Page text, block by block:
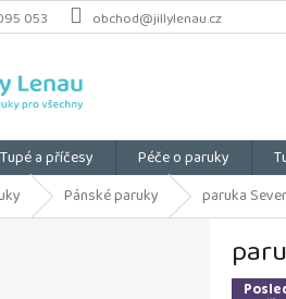
053 obchod@jillylenau.cz
Tupé a příčesy Péče o paruky
Pánské paruky paruka